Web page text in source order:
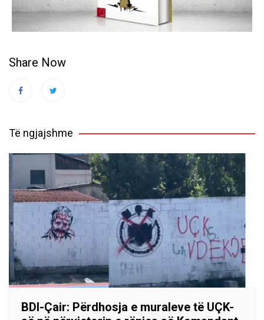
Share Now
Të ngjajshme
BDI-Çair: Përdhosja e muraleve të UÇK-